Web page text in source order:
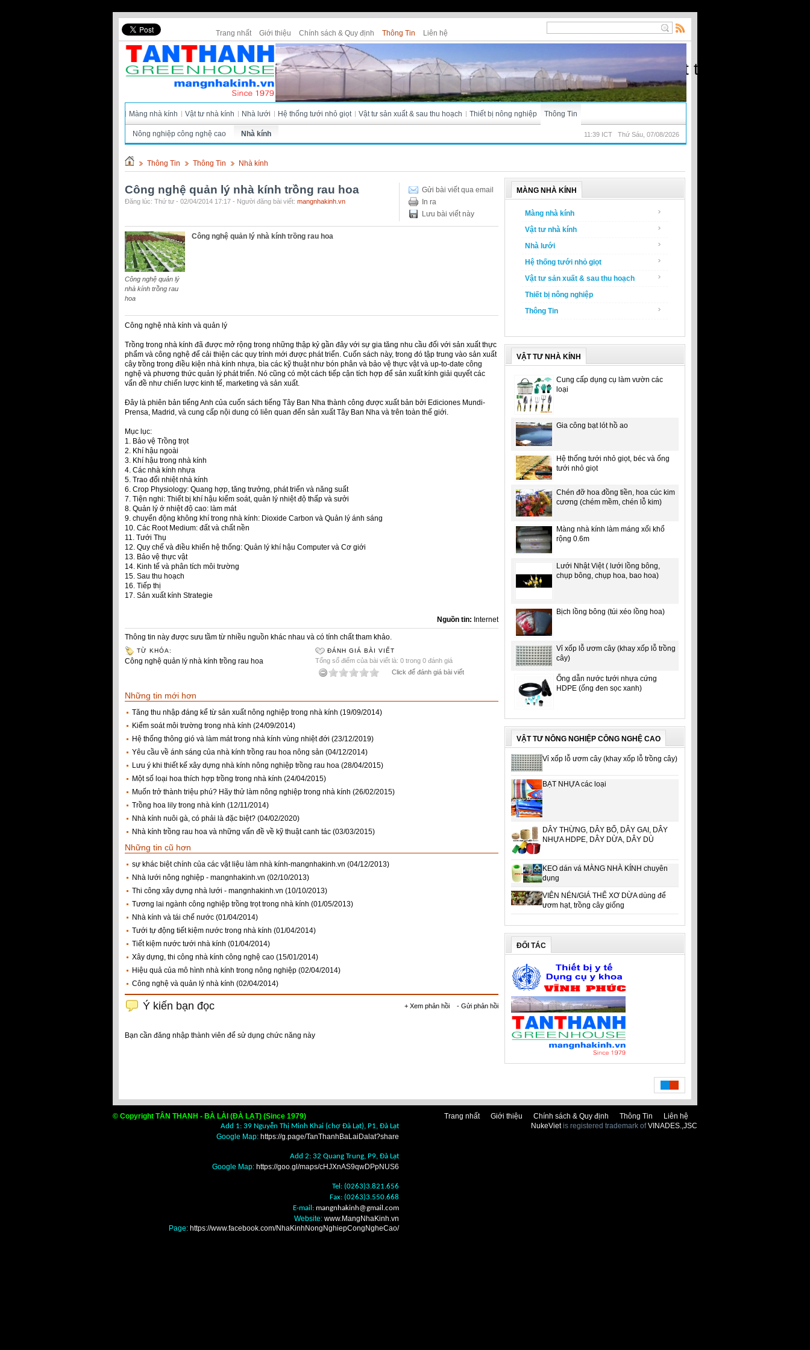
Trang nhất Giới thiệu Chính sách & Quy định Thông Tin Liên hệ
Cửa hàng Tân Thanh - Bà Lài (Đà Lạt) - Nhà kính, vật tư nông nghiệp
Màng nhà kính Vật tư nhà kính Nhà lưới Hệ thống tưới nhỏ giọt Vật tư sản xuất & sau thu hoạch Thiết bị nông nghiệp Thông Tin
Nông nghiệp công nghệ cao Nhà kính 11:39 ICT Thứ Sáu, 07/08/2026
Thông Tin Thông Tin Nhà kính
Gửi bài viết qua email
In ra
Lưu bài viết này
Công nghệ quản lý nhà kính trồng rau hoa
Đăng lúc: Thứ tư - 02/04/2014 17:17 - Người đăng bài viết: mangnhakinh.vn
Công nghệ quản lý
nhà kính trồng rau
hoa
Công nghệ quản lý nhà kính trồng rau hoa
Công nghệ nhà kính và quản lý
Trồng trong nhà kính đã được mở rộng trong những thập kỷ gần đây với sự gia tăng nhu cầu đối với sản xuất thực
phẩm và công nghệ để cải thiện các quy trình mới được phát triển. Cuốn sách này, trong đó tập trung vào sản xuất
cây trồng trong điều kiện nhà kính nhựa, bìa các kỹ thuật như bón phân và bảo vệ thực vật và up-to-date công
nghệ và phương thức quản lý phát triển. Nó cũng có một cách tiếp cận tích hợp để sản xuất kính giải quyết các
vấn đề như chiến lược kinh tế, marketing và sản xuất.
Đây là phiên bản tiếng Anh của cuốn sách tiếng Tây Ban Nha thành công được xuất bản bởi Ediciones Mundi-
Prensa, Madrid, và cung cấp nội dung có liên quan đến sản xuất Tây Ban Nha và trên toàn thế giới.
Mục lục:
1. Bảo vệ Trồng trọt
2. Khí hậu ngoài
3. Khí hậu trong nhà kính
4. Các nhà kính nhựa
5. Trao đổi nhiệt nhà kính
6. Crop Physiology: Quang hợp, tăng trưởng, phát triển và năng suất
7. Tiện nghi: Thiết bị khí hậu kiểm soát, quản lý nhiệt độ thấp và sưởi
8. Quản lý ở nhiệt độ cao: làm mát
9. chuyển động không khí trong nhà kính: Dioxide Carbon và Quản lý ánh sáng
10. Các Root Medium: đất và chất nền
11. Tưới Thụ
12. Quy chế và điều khiển hệ thống: Quản lý khí hậu Computer và Cơ giới
13. Bảo vệ thực vật
14. Kinh tế và phân tích môi trường
15. Sau thu hoạch
16. Tiếp thị
17. Sản xuất kính Strategie
Nguồn tin: Internet
Thông tin này được sưu tầm từ nhiều nguồn khác nhau và có tính chất tham khảo.
TỪ KHÓA:
Công nghệ quản lý nhà kính trồng rau hoa
ĐÁNH GIÁ BÀI VIẾT
Tổng số điểm của bài viết là: 0 trong 0 đánh giá
Click để đánh giá bài viết
Những tin mới hơn
Tăng thu nhập đáng kể từ sản xuất nông nghiệp trong nhà kính (19/09/2014)
Kiểm soát môi trường trong nhà kính (24/09/2014)
Hệ thống thông gió và làm mát trong nhà kính vùng nhiệt đới (23/12/2019)
Yêu cầu về ánh sáng của nhà kính trồng rau hoa nông sản (04/12/2014)
Lưu ý khi thiết kế xây dựng nhà kính nông nghiệp trồng rau hoa (28/04/2015)
Một số loại hoa thích hợp trồng trong nhà kính (24/04/2015)
Muốn trở thành triệu phú? Hãy thử làm nông nghiệp trong nhà kính (26/02/2015)
Trồng hoa lily trong nhà kính (12/11/2014)
Nhà kính nuôi gà, có phải là đặc biệt? (04/02/2020)
Nhà kính trồng rau hoa và những vấn đề về kỹ thuật canh tác (03/03/2015)
Những tin cũ hơn
sự khác biệt chính của các vật liệu làm nhà kính-mangnhakinh.vn (04/12/2013)
Nhà lưới nông nghiệp - mangnhakinh.vn (02/10/2013)
Thi công xây dựng nhà lưới - mangnhakinh.vn (10/10/2013)
Tương lai ngành công nghiệp trồng trọt trong nhà kính (01/05/2013)
Nhà kính và tái chế nước (01/04/2014)
Tưới tự động tiết kiệm nước trong nhà kính (01/04/2014)
Tiết kiệm nước tưới nhà kính (01/04/2014)
Xây dựng, thi công nhà kính công nghệ cao (15/01/2014)
Hiệu quả của mô hình nhà kính trong nông nghiệp (02/04/2014)
Công nghệ và quản lý nhà kính (02/04/2014)
+ Xem phản hồi - Gửi phản hồi
Ý kiến bạn đọc
Bạn cần đăng nhập thành viên để sử dụng chức năng này
MÀNG NHÀ KÍNH
Màng nhà kính
Vật tư nhà kính
Nhà lưới
Hệ thống tưới nhỏ giọt
Vật tư sản xuất & sau thu hoạch
Thiết bị nông nghiệp
Thông Tin
VẬT TƯ NHÀ KÍNH
Cung cấp dụng cụ làm vườn các
loại
Gia công bạt lót hồ ao
Hệ thống tưới nhỏ giọt, béc và ống
tưới nhỏ giọt
Chén đỡ hoa đồng tiền, hoa cúc kim
cương (chém mềm, chén lỗ kim)
Màng nhà kính làm máng xối khổ
rộng 0.6m
Lưới Nhật Việt ( lưới lồng bông,
chụp bông, chụp hoa, bao hoa)
Bịch lồng bông (túi xéo lồng hoa)
Vỉ xốp lỗ ươm cây (khay xốp lỗ trồng
cây)
Ống dẫn nước tưới nhựa cứng
HDPE (ống đen sọc xanh)
VẬT TƯ NÔNG NGHIỆP CÔNG NGHỆ CAO
Vỉ xốp lỗ ươm cây (khay xốp lỗ trồng cây)
BẠT NHỰA các loại
DÂY THỪNG, DÂY BỐ, DÂY GAI, DÂY
NHỰA HDPE, DÂY DỪA, DÂY DÙ
KEO dán vá MÀNG NHÀ KÍNH chuyên
dụng
VIÊN NÉN/GIÁ THỂ XƠ DỪA dùng để
ươm hạt, trồng cây giống
ĐỐI TÁC
© Copyright TÂN THANH - BÀ LÀI (ĐÀ LẠT) (Since 1979)
Add 1: 39 Nguyễn Thị Minh Khai (chợ Đà Lạt), P1, Đà Lạt
Google Map: https://g.page/TanThanhBaLaiDalat?share
Add 2: 32 Quang Trung, P9, Đà Lạt
Google Map: https://goo.gl/maps/cHJXnAS9qwDPpNUS6
Tel: (0263)3.821.656
Fax: (0263)3.550.668
E-mail: mangnhakinh@gmail.com
Website: www.MangNhaKinh.vn
Page: https://www.facebook.com/NhaKinhNongNghiepCongNgheCao/
Trang nhất Giới thiệu Chính sách & Quy định Thông Tin
Liên hệ
NukeVietis registered trademark ofVINADES.,JSC